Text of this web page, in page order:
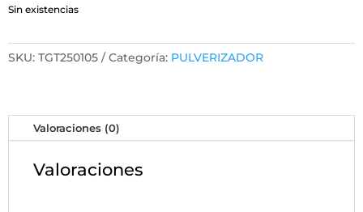
Sin existencias
SKU: TGT250105 Categoría: PULVERIZADOR
Valoraciones (0)
Valoraciones